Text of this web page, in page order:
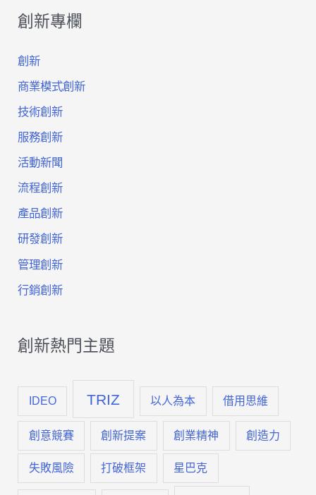
創新專欄
創新
商業模式創新
技術創新
服務創新
活動新聞
流程創新
產品創新
研發創新
管理創新
行銷創新
創新熱門主題
IDEO TRIZ 以人為本 借用思維
創意競賽 創新提案 創業精神 創造力
失敗風險 打破框架 星巴克